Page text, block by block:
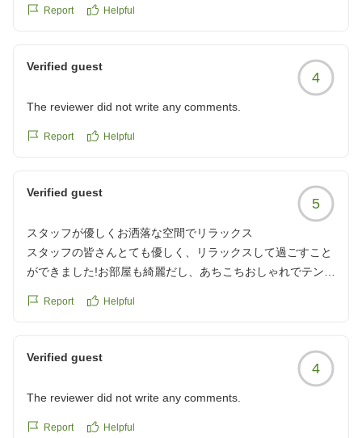
食事はほかの旅館もそうなのですが目玉食材がないのか
クチコミの詳細はこちらから
reviewId=33123478377855
し、おしゃれな感じでよい気分でした。朝食つきでしたが出
ントの方々も感じがよく、草津に来てよかったと感じられる
https://review.travel.rakuten.co.jp/hotel/voice/75162?
reviewId=33123478332292
Report Helpful
Verified guest
4
The reviewer did not write any comments.
Report Helpful
Verified guest
5
スタッフが優しくお洒落な空間でリラックス
スタッフの皆さんとても優しく、リラックスして過ごすこと
ができました!お部屋も綺麗だし、あちこちおしゃれでテンシ
定でした(他が良かったので特に気になりませんでした!)
Report Helpful
Verified guest
4
The reviewer did not write any comments.
Report Helpful